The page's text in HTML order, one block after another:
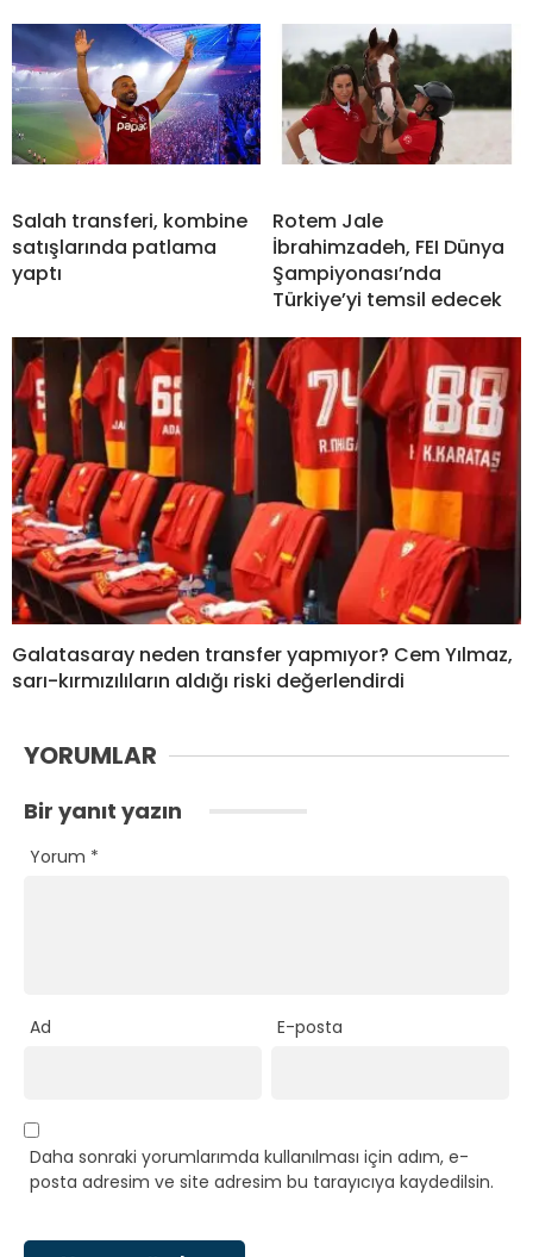
Salah transferi, kombine
satışlarında patlama
yaptı
Rotem Jale
İbrahimzadeh, FEI Dünya
Şampiyonası’nda
Türkiye’yi temsil edecek
Galatasaray neden transfer yapmıyor? Cem Yılmaz,
sarı-kırmızılıların aldığı riski değerlendirdi
YORUMLAR
Bir yanıt yazın
Yorum *
Ad E-posta
Daha sonraki yorumlarımda kullanılması için adım, e-
posta adresim ve site adresim bu tarayıcıya kaydedilsin.